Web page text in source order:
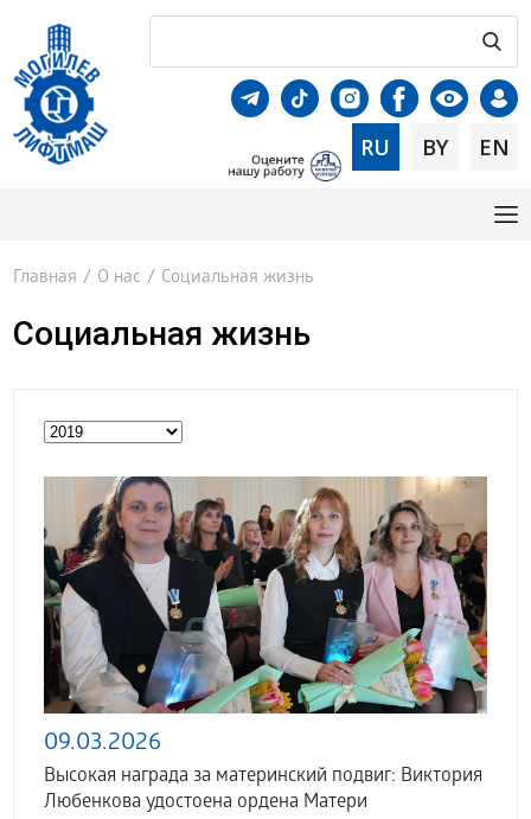
RU BY EN
Главная / О нас / Социальная жизнь
Социальная жизнь
09.03.2026
Высокая награда за материнский подвиг: Виктория
Любенкова удостоена ордена Матери